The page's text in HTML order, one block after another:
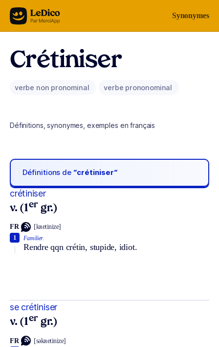
Aller au contenu Synonymes
Crétiniser
verbe non pronominal verbe prononominal
Définitions, synonymes, exemples en français
Définitions de “crétiniser“
crétiniser
v. (1er gr.)
FR [kʀetinize]
Familier.
Rendre qqn crétin, stupide, idiot.
1
se crétiniser
v. (1er gr.)
FR [səkʀetinize]